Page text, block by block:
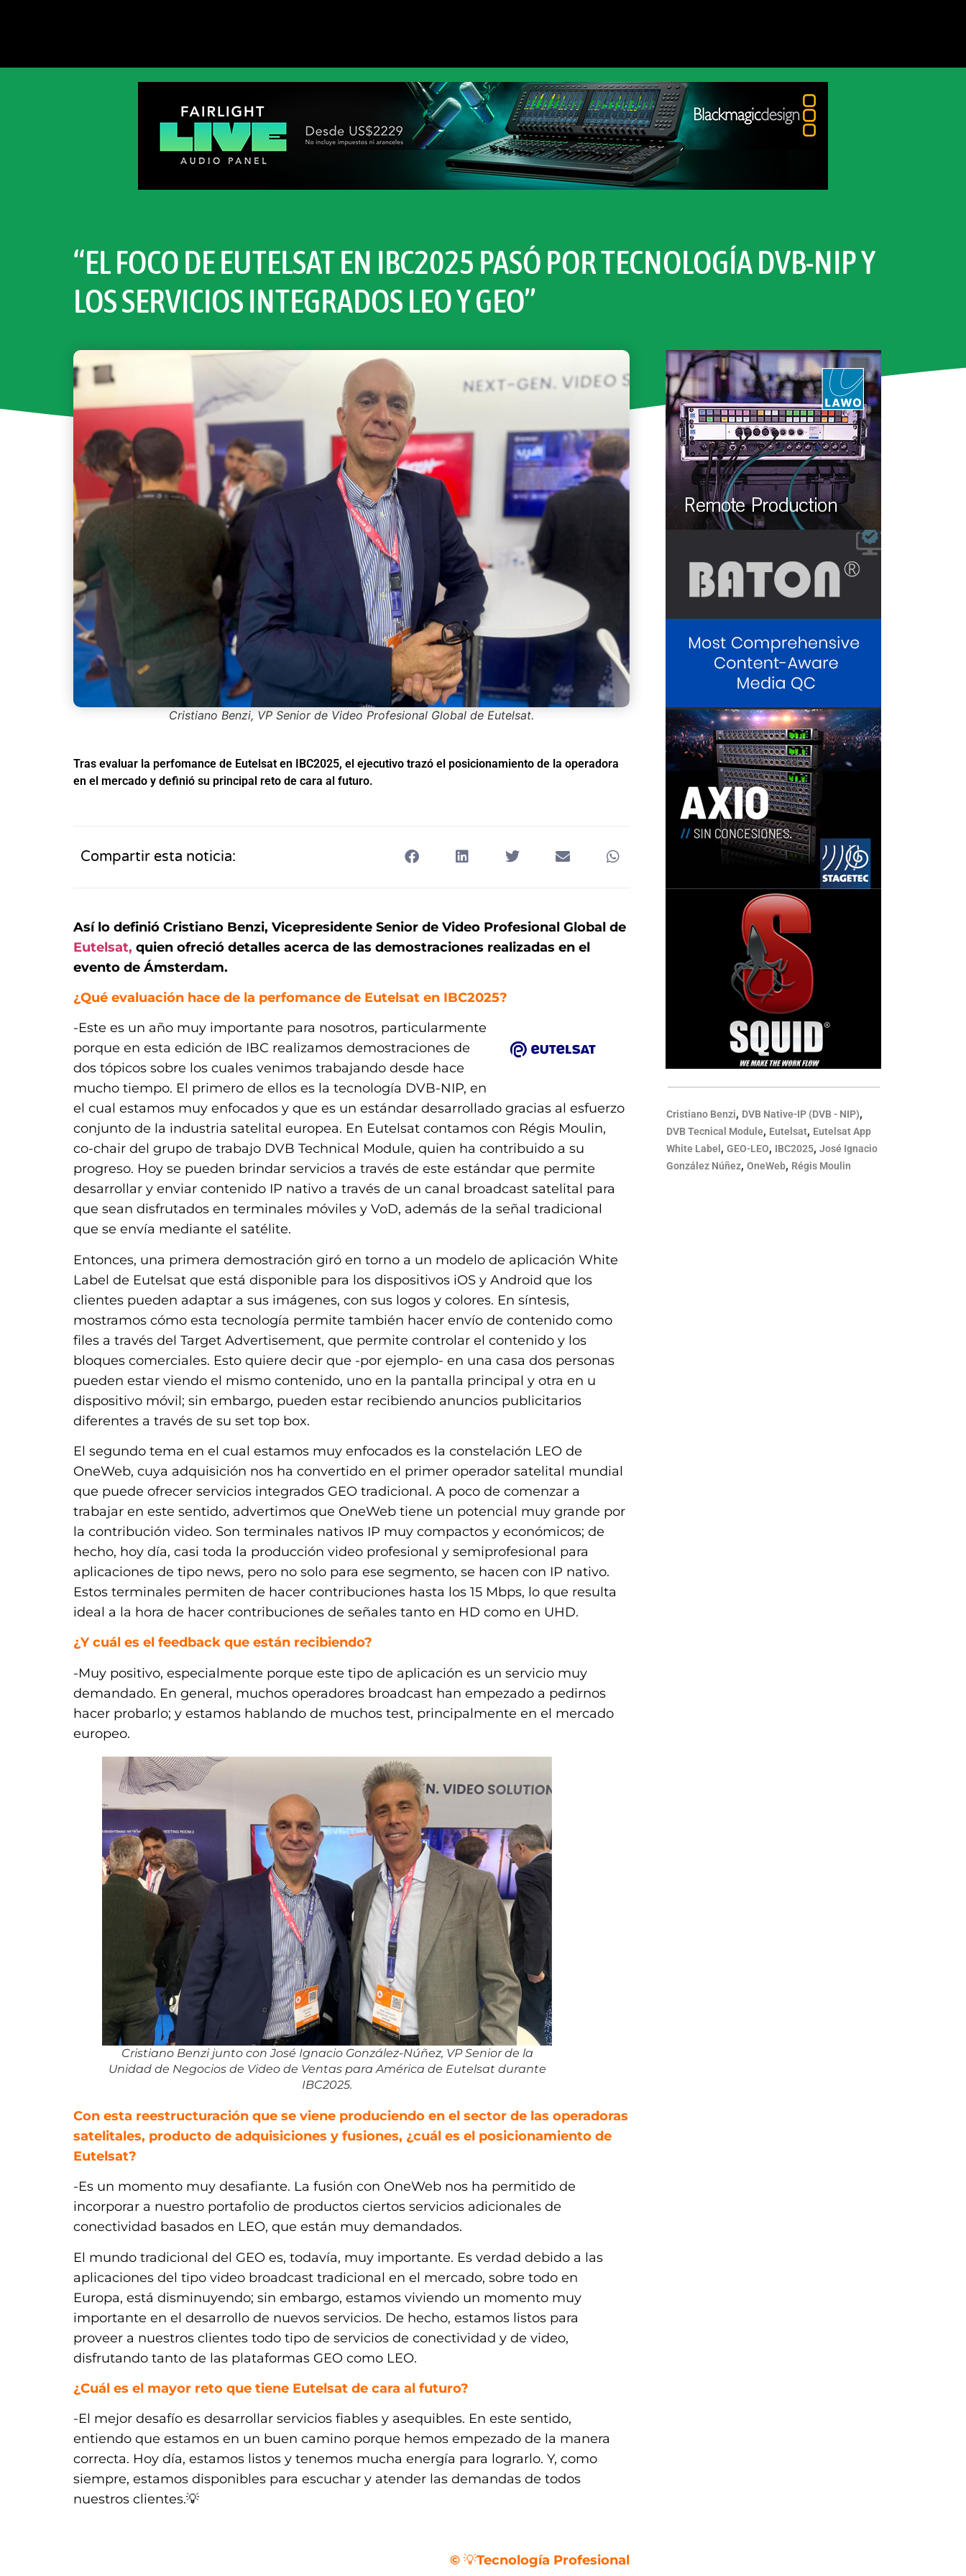
“EL FOCO DE EUTELSAT EN IBC2025 PASÓ POR TECNOLOGÍA DVB-NIP Y
LOS SERVICIOS INTEGRADOS LEO Y GEO”
Cristiano Benzi, VP Senior de Video Profesional Global de Eutelsat.
Tras evaluar la perfomance de Eutelsat en IBC2025, el ejecutivo trazó el posicionamiento de la operadora
en el mercado y definió su principal reto de cara al futuro.
Compartir esta noticia:
Así lo definió Cristiano Benzi, Vicepresidente Senior de Video Profesional Global de
Eutelsat, quien ofreció detalles acerca de las demostraciones realizadas en el
evento de Ámsterdam.
¿Qué evaluación hace de la perfomance de Eutelsat en IBC2025?
-Este es un año muy importante para nosotros, particularmente
porque en esta edición de IBC realizamos demostraciones de
dos tópicos sobre los cuales venimos trabajando desde hace
mucho tiempo. El primero de ellos es la tecnología DVB-NIP, en
el cual estamos muy enfocados y que es un estándar desarrollado gracias al esfuerzo
conjunto de la industria satelital europea. En Eutelsat contamos con Régis Moulin,
co-chair del grupo de trabajo DVB Technical Module, quien ha contribuido a su
progreso. Hoy se pueden brindar servicios a través de este estándar que permite
desarrollar y enviar contenido IP nativo a través de un canal broadcast satelital para
que sean disfrutados en terminales móviles y VoD, además de la señal tradicional
que se envía mediante el satélite.
Entonces, una primera demostración giró en torno a un modelo de aplicación White
Label de Eutelsat que está disponible para los dispositivos iOS y Android que los
clientes pueden adaptar a sus imágenes, con sus logos y colores. En síntesis,
mostramos cómo esta tecnología permite también hacer envío de contenido como
files a través del Target Advertisement, que permite controlar el contenido y los
bloques comerciales. Esto quiere decir que -por ejemplo- en una casa dos personas
pueden estar viendo el mismo contenido, uno en la pantalla principal y otra en u
dispositivo móvil; sin embargo, pueden estar recibiendo anuncios publicitarios
diferentes a través de su set top box.
El segundo tema en el cual estamos muy enfocados es la constelación LEO de
OneWeb, cuya adquisición nos ha convertido en el primer operador satelital mundial
que puede ofrecer servicios integrados GEO tradicional. A poco de comenzar a
trabajar en este sentido, advertimos que OneWeb tiene un potencial muy grande por
la contribución video. Son terminales nativos IP muy compactos y económicos; de
hecho, hoy día, casi toda la producción video profesional y semiprofesional para
aplicaciones de tipo news, pero no solo para ese segmento, se hacen con IP nativo.
Estos terminales permiten de hacer contribuciones hasta los 15 Mbps, lo que resulta
ideal a la hora de hacer contribuciones de señales tanto en HD como en UHD.
¿Y cuál es el feedback que están recibiendo?
-Muy positivo, especialmente porque este tipo de aplicación es un servicio muy
demandado. En general, muchos operadores broadcast han empezado a pedirnos
hacer probarlo; y estamos hablando de muchos test, principalmente en el mercado
europeo.
Cristiano Benzi junto con José Ignacio González-Núñez, VP Senior de la
Unidad de Negocios de Video de Ventas para América de Eutelsat durante
IBC2025.
Con esta reestructuración que se viene produciendo en el sector de las operadoras
satelitales, producto de adquisiciones y fusiones, ¿cuál es el posicionamiento de
Eutelsat?
-Es un momento muy desafiante. La fusión con OneWeb nos ha permitido de
incorporar a nuestro portafolio de productos ciertos servicios adicionales de
conectividad basados en LEO, que están muy demandados.
El mundo tradicional del GEO es, todavía, muy importante. Es verdad debido a las
aplicaciones del tipo video broadcast tradicional en el mercado, sobre todo en
Europa, está disminuyendo; sin embargo, estamos viviendo un momento muy
importante en el desarrollo de nuevos servicios. De hecho, estamos listos para
proveer a nuestros clientes todo tipo de servicios de conectividad y de video,
disfrutando tanto de las plataformas GEO como LEO.
¿Cuál es el mayor reto que tiene Eutelsat de cara al futuro?
-El mejor desafío es desarrollar servicios fiables y asequibles. En este sentido,
entiendo que estamos en un buen camino porque hemos empezado de la manera
correcta. Hoy día, estamos listos y tenemos mucha energía para lograrlo. Y, como
siempre, estamos disponibles para escuchar y atender las demandas de todos
nuestros clientes.💡
©💡Tecnología Profesional
Cristiano Benzi, DVB Native-IP (DVB - NIP),
DVB Tecnical Module, Eutelsat, Eutelsat App
White Label ,GEO-LEO, IBC2025,José Ignacio
González Núñez,OneWeb, Régis Moulin